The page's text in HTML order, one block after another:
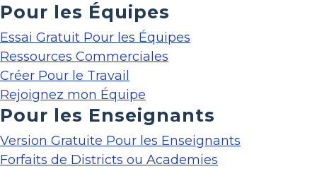
Pour les Équipes
Essai Gratuit Pour les Équipes
Ressources Commerciales
Créer Pour le Travail
Rejoignez mon Équipe
Pour les Enseignants
Version Gratuite Pour les Enseignants
Forfaits de Districts ou Academies